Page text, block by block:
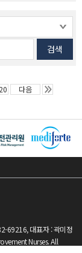
검색
20 다음 다음페이지
69216, 대표자 : 곽미정
Nurses. All